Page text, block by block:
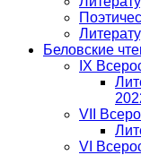
Беловские
IX
VII
VI